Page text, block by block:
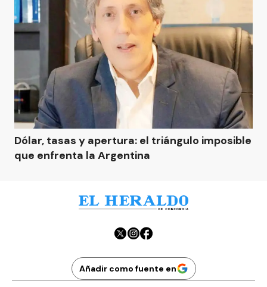
Dólar, tasas y apertura: el triángulo imposible
que enfrenta la Argentina
Añadir como fuente en